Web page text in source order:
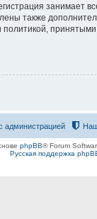
занимает
также
политикой,
администрацией
phpBB® Forum
Русская поддержка